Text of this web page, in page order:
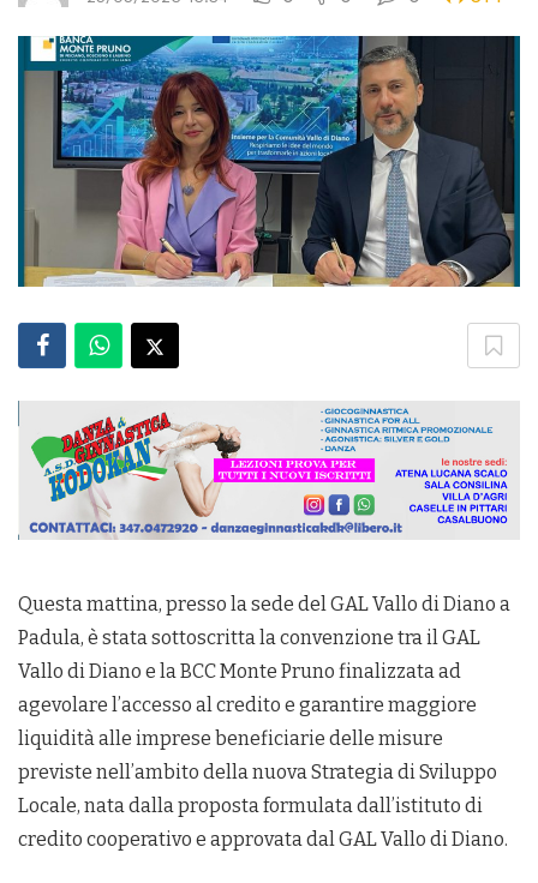
Questa mattina, presso la sede del GAL Vallo di Diano a
Padula, è stata sottoscritta la convenzione tra il GAL
Vallo di Diano e la BCC Monte Pruno finalizzata ad
agevolare l’accesso al credito e garantire maggiore
liquidità alle imprese beneficiarie delle misure
previste nell’ambito della nuova Strategia di Sviluppo
Locale, nata dalla proposta formulata dall’istituto di
credito cooperativo e approvata dal GAL Vallo di Diano.